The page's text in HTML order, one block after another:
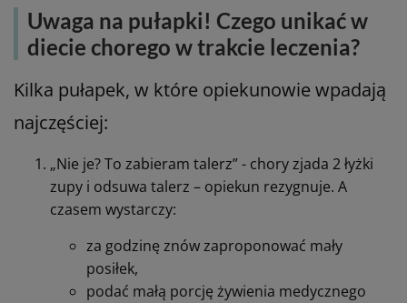
Uwaga na pułapki! Czego unikać w
diecie chorego w trakcie leczenia?
Kilka pułapek, w które opiekunowie wpadają
najczęściej:
„Nie je? To zabieram talerz” - chory zjada 2 łyżki
zupy i odsuwa talerz – opiekun rezygnuje. A
czasem wystarczy:
za godzinę znów zaproponować mały
posiłek,
podać małą porcję żywienia medycznego